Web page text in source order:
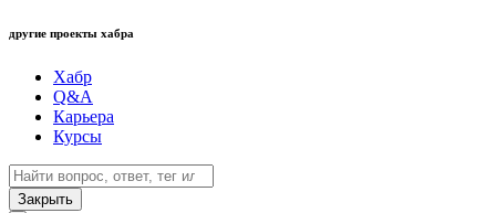
другие проекты хабра
Хабр
Q&A
Карьера
Курсы
Закрыть